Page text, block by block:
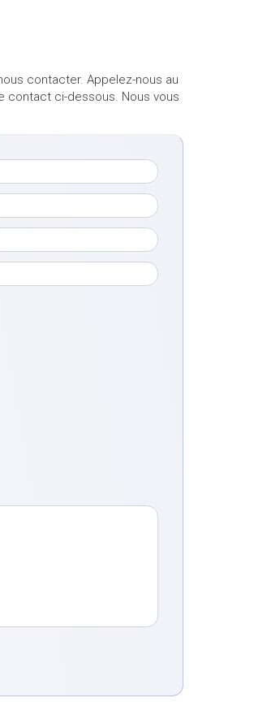
contacter. Appelez-nous au
contact ci-dessous. Nous vous